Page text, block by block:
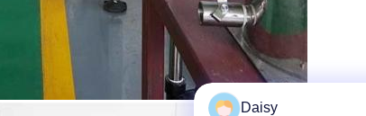
Daisy